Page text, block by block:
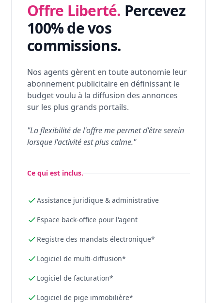
Offre Liberté. Percevez
100% de vos
commissions.
Nos agents gèrent en toute autonomie leur
abonnement publicitaire en définissant le
budget voulu à la diffusion des annonces
sur les plus grands portails.
"La flexibilité de l'offre me permet d'être serein
lorsque l'activité est plus calme."
Ce qui est inclus.
Assistance juridique & administrative
Espace back-office pour l'agent
Registre des mandats électronique*
Logiciel de multi-diffusion*
Logiciel de facturation*
Logiciel de pige immobilière*